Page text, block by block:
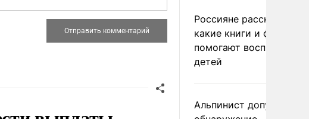
Россияне рассказали,
какие книги и фильмы
помогают воспитывать
детей
Альпинист допустил